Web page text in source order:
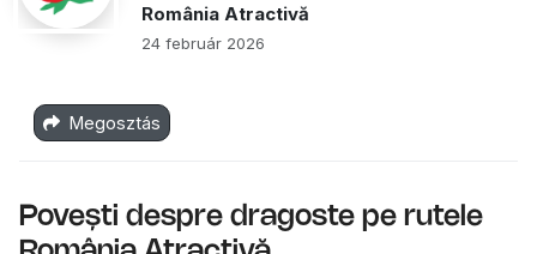
România Atractivă
24 február 2026
Megosztás
Povești despre dragoste pe rutele